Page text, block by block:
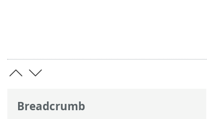
Breadcrumb